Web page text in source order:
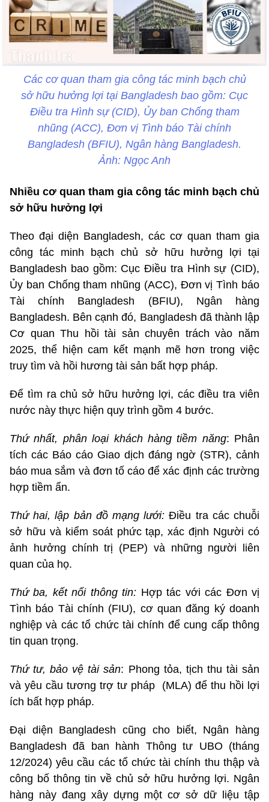
Các cơ quan tham gia công tác minh bạch chủ
sở hữu hưởng lợi tại Bangladesh bao gồm: Cục
Điều tra Hình sự (CID), Ủy ban Chống tham
nhũng (ACC), Đơn vị Tình báo Tài chính
Bangladesh (BFIU), Ngân hàng Bangladesh.
Ảnh: Ngọc Anh
Nhiều cơ quan tham gia công tác minh bạch chủ
sở hữu hưởng lợi
Theo đại diện Bangladesh, các cơ quan tham gia
công tác minh bạch chủ sở hữu hưởng lợi tại
Bangladesh bao gồm: Cục Điều tra Hình sự (CID),
Ủy ban Chống tham nhũng (ACC), Đơn vị Tình báo
Tài chính Bangladesh (BFIU), Ngân hàng
Bangladesh. Bên cạnh đó, Bangladesh đã thành lập
Cơ quan Thu hồi tài sản chuyên trách vào năm
2025, thể hiện cam kết mạnh mẽ hơn trong việc
truy tìm và hồi hương tài sản bất hợp pháp.
Để tìm ra chủ sở hữu hưởng lợi, các điều tra viên
nước này thực hiện quy trình gồm 4 bước.
Thứ nhất, phân loại khách hàng tiềm năng: Phân
tích các Báo cáo Giao dịch đáng ngờ (STR), cảnh
báo mua sắm và đơn tố cáo để xác định các trường
hợp tiềm ẩn.
Thứ hai, lập bản đồ mạng lưới: Điều tra các chuỗi
sở hữu và kiểm soát phức tạp, xác định Người có
ảnh hưởng chính trị (PEP) và những người liên
quan của họ.
Thứ ba, kết nối thông tin: Hợp tác với các Đơn vị
Tình báo Tài chính (FIU), cơ quan đăng ký doanh
nghiệp và các tổ chức tài chính để cung cấp thông
tin quan trọng.
Thứ tư, bảo vệ tài sản: Phong tỏa, tịch thu tài sản
và yêu cầu tương trợ tư pháp (MLA) để thu hồi lợi
ích bất hợp pháp.
Đại diện Bangladesh cũng cho biết, Ngân hàng
Bangladesh đã ban hành Thông tư UBO (tháng
12/2024) yêu cầu các tổ chức tài chính thu thập và
công bố thông tin về chủ sở hữu hưởng lợi. Ngân
hàng này đang xây dựng một cơ sở dữ liệu tập